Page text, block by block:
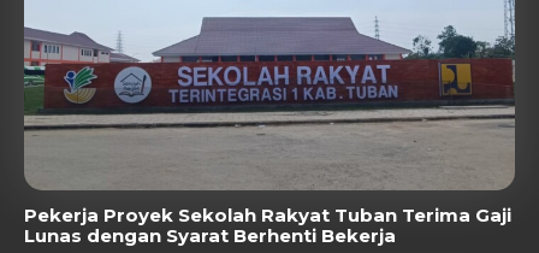
Pekerja Proyek Sekolah Rakyat Tuban Terima Gaji
Lunas dengan Syarat Berhenti Bekerja